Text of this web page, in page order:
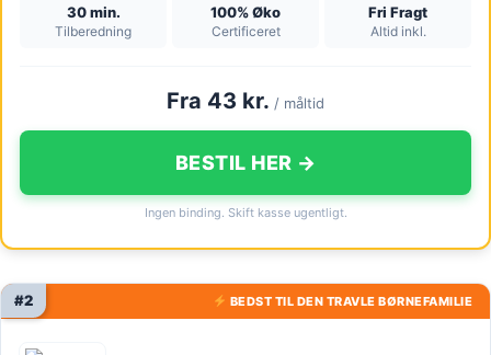
30 min.
Tilberedning
100% Øko
Certificeret
Fri Fragt
Altid inkl.
Fra 43 kr. / måltid
BESTIL HER →
Ingen binding. Skift kasse ugentligt.
BEDST TIL DEN TRAVLE BØRNEFAMILIE
#2